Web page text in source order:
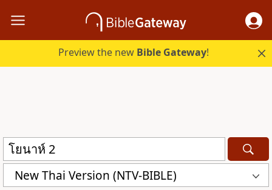
Preview the new Bible Gateway!
New Thai Version (NTV-BIBLE)